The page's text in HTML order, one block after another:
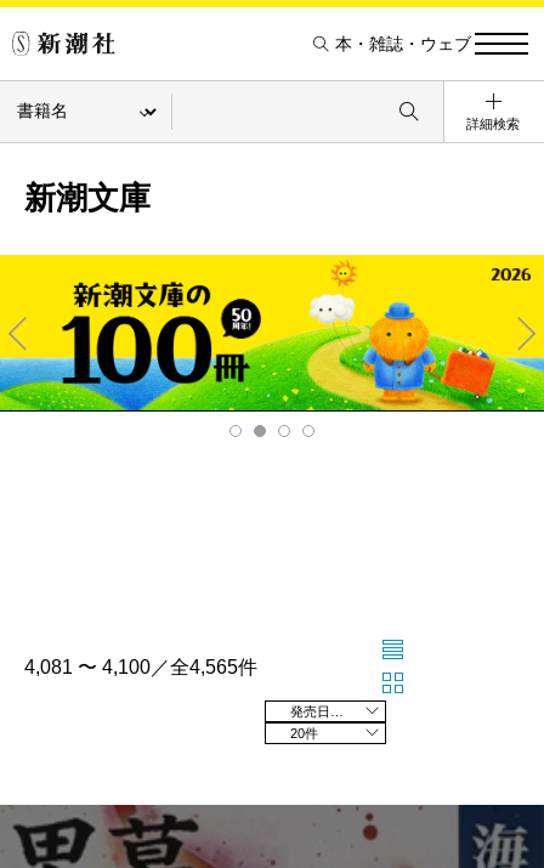
本・雑誌・ウェブ
詳細検索
新潮文庫
Pre
v
Ne
xt
4,081 〜 4,100／全4,565件
20件